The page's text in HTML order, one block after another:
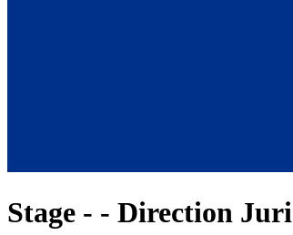
Stage - - Direction